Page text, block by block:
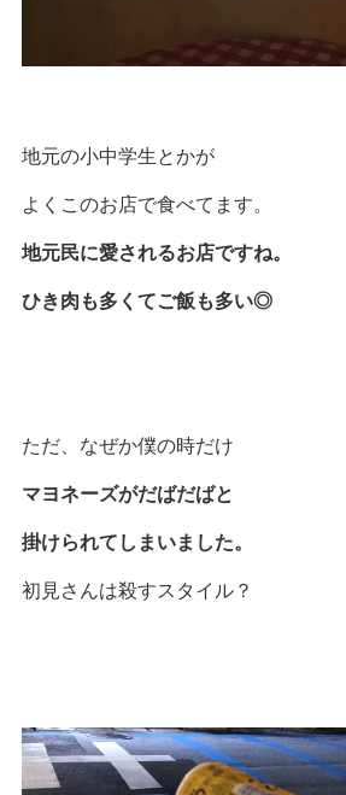
地元の小中学生とかが
よくこのお店で食べてます。
地元民に愛されるお店ですね。
ひき肉も多くてご飯も多い◎
ただ、なぜか僕の時だけ
マヨネーズがだばだばと
掛けられてしまいました。
初見さんは殺すスタイル？